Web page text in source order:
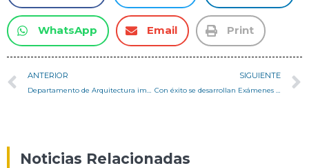
WhatsApp Email Print
ANTERIOR SIGUIENTE
Noticias Relacionadas